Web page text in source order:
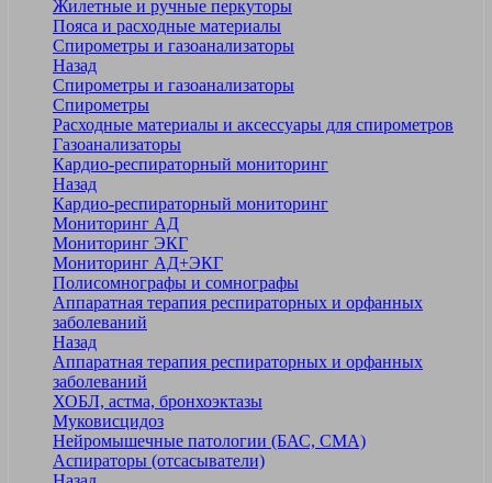
Жилетные и ручные перкуторы
Пояса и расходные материалы
Спирометры и газоанализаторы
Назад
Спирометры и газоанализаторы
Спирометры
Расходные материалы и аксессуары для спирометров
Газоанализаторы
Кардио-респираторный мониторинг
Назад
Кардио-респираторный мониторинг
Мониторинг АД
Мониторинг ЭКГ
Мониторинг АД+ЭКГ
Полисомнографы и сомнографы
Аппаратная терапия респираторных и орфанных
заболеваний
Назад
Аппаратная терапия респираторных и орфанных
заболеваний
ХОБЛ, астма, бронхоэктазы
Муковисцидоз
Нейромышечные патологии (БАС, СМА)
Аспираторы (отсасыватели)